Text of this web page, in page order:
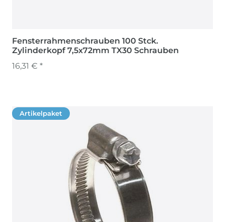
Fensterrahmenschrauben 100 Stck.
Zylinderkopf 7,5x72mm TX30 Schrauben
16,31 € *
Artikelpaket